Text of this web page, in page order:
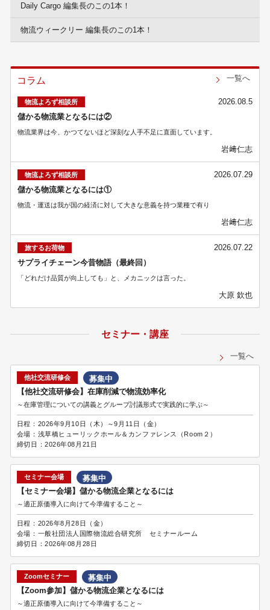
Daily Cargo 編集長のこの1本！
物流ウィークリー 編集長のこの1本！
コラム
物流よろず相談所
2026.08.5
儲かる物流業となるには②
物流業界は今、かつてないほど深刻な人手不足に直面しています。
岩﨑仁志
物流よろず相談所
2026.07.29
儲かる物流業となるには①
物流・運送は我が国の経済に対して大きな意義を持つ業種で有り
岩﨑仁志
旅するお荷物
2026.07.22
サプライチェーン今昔物語（最終回）
「どれだけ品質が向上しても」と、メカニックは言った。
大原 欽也
一覧へ
セミナー・講座
一覧へ
他社交流研修会
募集中
【他社交流研修会】在庫削減で物流効率化
～在庫管理についての講義とグループ討議形式で実践的に学ぶ～
日程： 2026年9月10日（木）～9月11日（金）
会場： 浅草橋ヒューリックホール＆カンファレンス（Room２）
締切日：2026年08月21日
セミナー会場
募集中
【セミナー会場】儲かる物流企業となるには
～適正原価導入に向けて今準備すること～
日程： 2026年8月28日（金）
会場： 一般社団法人国際物流総合研究所 セミナールーム
締切日：2026年08月28日
Zoomセミナー
募集中
【Zoom参加】儲かる物流企業となるには
～適正原価導入に向けて今準備すること～